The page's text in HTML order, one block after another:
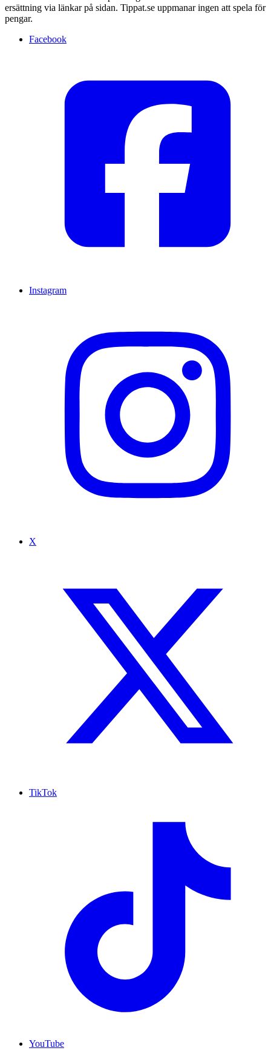
ersättning via länkar på sidan. Tippat.se uppmanar ingen att spela för
pengar.
Facebook
Instagram
X
TikTok
YouTube